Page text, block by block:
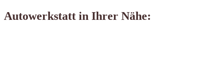
Autowerkstatt in Ihrer Nähe: